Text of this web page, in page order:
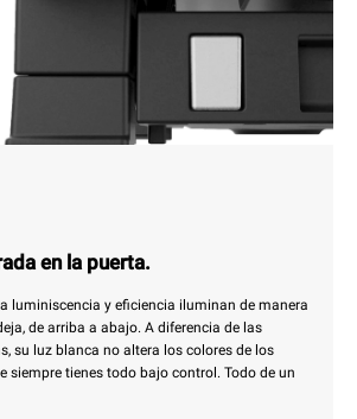
en la puerta.
luminiscencia y eficiencia iluminan de manera
de arriba a abajo. A diferencia de las
su luz blanca no altera los colores de los
siempre tienes todo bajo control. Todo de un